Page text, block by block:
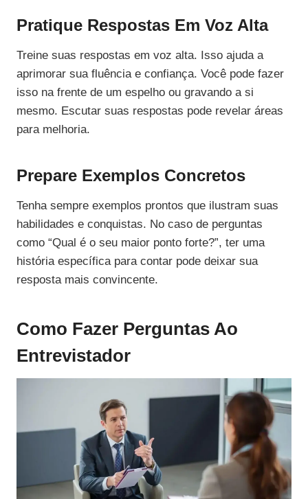
Pratique Respostas Em Voz Alta
Treine suas respostas em voz alta. Isso ajuda a
aprimorar sua fluência e confiança. Você pode fazer
isso na frente de um espelho ou gravando a si
mesmo. Escutar suas respostas pode revelar áreas
para melhoria.
Prepare Exemplos Concretos
Tenha sempre exemplos prontos que ilustram suas
habilidades e conquistas. No caso de perguntas
como “Qual é o seu maior ponto forte?”, ter uma
história específica para contar pode deixar sua
resposta mais convincente.
Como Fazer Perguntas Ao
Entrevistador